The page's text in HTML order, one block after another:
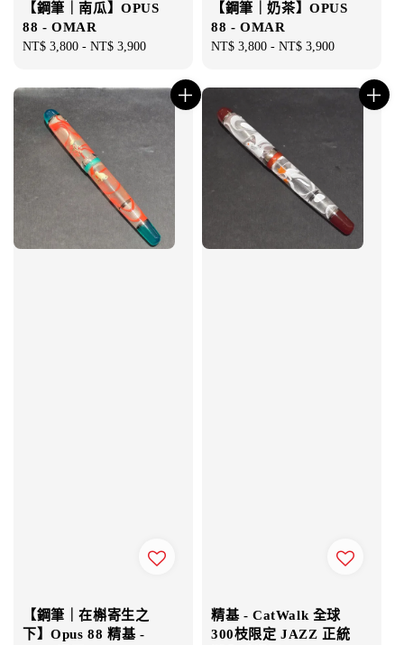
【鋼筆｜南瓜】OPUS
88 - OMAR
Regular
NT$ 3,800 - NT$ 3,900
【鋼筆｜奶茶】OPUS
88 - OMAR
Regular
NT$ 3,800 - NT$ 3,900
【鋼筆｜在槲寄生之
下】Opus 88 精基 -
精基 - CatWalk 全球
300枝限定 JAZZ 正統